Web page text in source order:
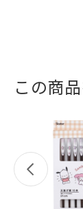
この商